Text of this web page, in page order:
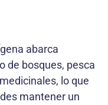
abarca
de bosques, pesca
lo que
mantener un